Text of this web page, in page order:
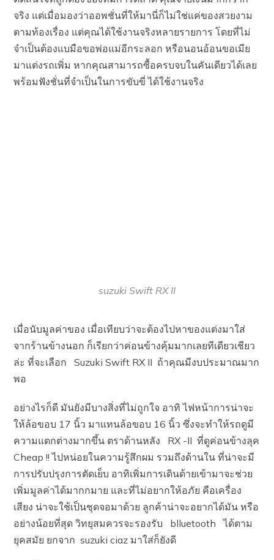
จริง แต่เมื่อมองว่าออพชั่นที่ให้มานี่ก็ไม่ใช่แค่ของสวยงาม
ตามท้องเรื่อง แต่คุณได้ใช้งานจริงหลายรายการ โดยที่ไม่
จำเป็นต้องแบมือขอพ่อแม่อีกระลอก หรือนอนอ้อนขอเมีย
มาแต่งรถเพิ่ม หากคุณสามารถซื้อครบจบในคันเดียวได้เลย
พร้อมฟังชั่นที่จำเป็นในการขับขี่ ได้ใช้งานจริง
suzuki Swift RX II
เมื่อนับมูลค่าของ เมื่อเทียบว่าจะต้องไปหาของแต่งมาใส่
จากร้านข้างนอก ก็เรียกว่าค่อนข้างคุ้มมากเลยทีเดียวเชียว
ล่ะ ที่จะเลือก Suzuki Swift RX II ถ้าคุณมีงบประมาณมาก
พอ
อย่างไรก็ดี มันยังมีบางสิ่งที่ไม่ถูกใจ อาทิ ไฟหน้าการน่าจะ
ให้ล้อขอบ 17 นิ้ว มาแทนล้อขอบ 16 นิ้ว ซึ่งจะทำให้รถดูมี
ความแตกต่างมากขึ้น ตราด้านหลัง RX -II ที่ดูค่อนข้างลุค
Cheap !! ไปหน่อยในความรู้สึกผม รวมถึงด้านใน ที่น่าจะมี
การปรับปรุงการตัดเย็บ อาทิเพิ่มการเดินด้ายเข้ามาจะช่วย
เพิ่มมูลค่าได้มากกมาย และที่ไม่อยากให้อภัย คือเครื่อง
เสียง น่าจะใช้เป็นชุดจอมาด้วย ลูกค้าน่าจะอยากได้มัน หรือ
อย่างน้อยที่สุด วิทยุสมควรจะรองรับ blluetooth ได้ตาม
ยุคสมัย ยกจาก suzuki ciaz มาใส่ก็ยังดี